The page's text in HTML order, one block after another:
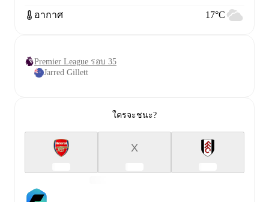
อากาศ 17°C
Premier League รอบ 35
Jarred Gillett
ใครจะชนะ?
X